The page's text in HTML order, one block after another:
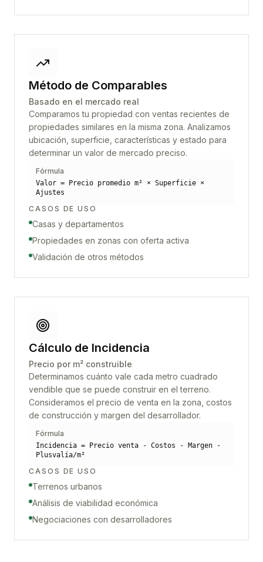
Método de Comparables
Basado en el mercado real
Comparamos tu propiedad con ventas recientes de
propiedades similares en la misma zona. Analizamos
ubicación, superficie, características y estado para
determinar un valor de mercado preciso.
Fórmula
Valor = Precio promedio m² × Superficie ×
Ajustes
CASOS DE USO
Casas y departamentos
Propiedades en zonas con oferta activa
Validación de otros métodos
Cálculo de Incidencia
Precio por m² construible
Determinamos cuánto vale cada metro cuadrado
vendible que se puede construir en el terreno.
Consideramos el precio de venta en la zona, costos
de construcción y margen del desarrollador.
Fórmula
Incidencia = Precio venta - Costos - Margen -
Plusvalía/m²
CASOS DE USO
Terrenos urbanos
Análisis de viabilidad económica
Negociaciones con desarrolladores